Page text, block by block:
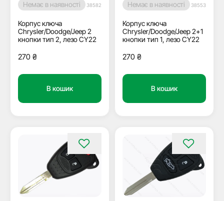
Немає в наявності 38582
Корпус ключа
Chrysler/Doodge/Jeep 2
кнопки тип 2, лезо СY22
270 ₴
В кошик
Немає в наявності 38553
Корпус ключа
Chrysler/Doodge/Jeep 2+1
кнопки тип 1, лезо СY22
270 ₴
В кошик